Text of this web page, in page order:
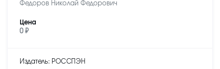
Федоров Николай Федорович
Цена
0 ₽
Издатель: РОССПЭН